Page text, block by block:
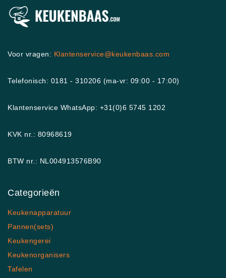
Voor vragen: Klantenservice@keukenbaas.com
Telefonisch: 0181 - 310206 (ma-vr: 09:00 - 17:00)
Klantenservice WhatsApp: +31(0)6 5745 1202
KVK nr.: 80968619
BTW nr.: NL004913576B90
Categorieën
Keukenapparatuur
Pannen(sets)
Keukengerei
Keukenorganisers
Tafelen